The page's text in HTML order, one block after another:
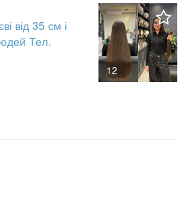
12
від 35 см і
Тел.